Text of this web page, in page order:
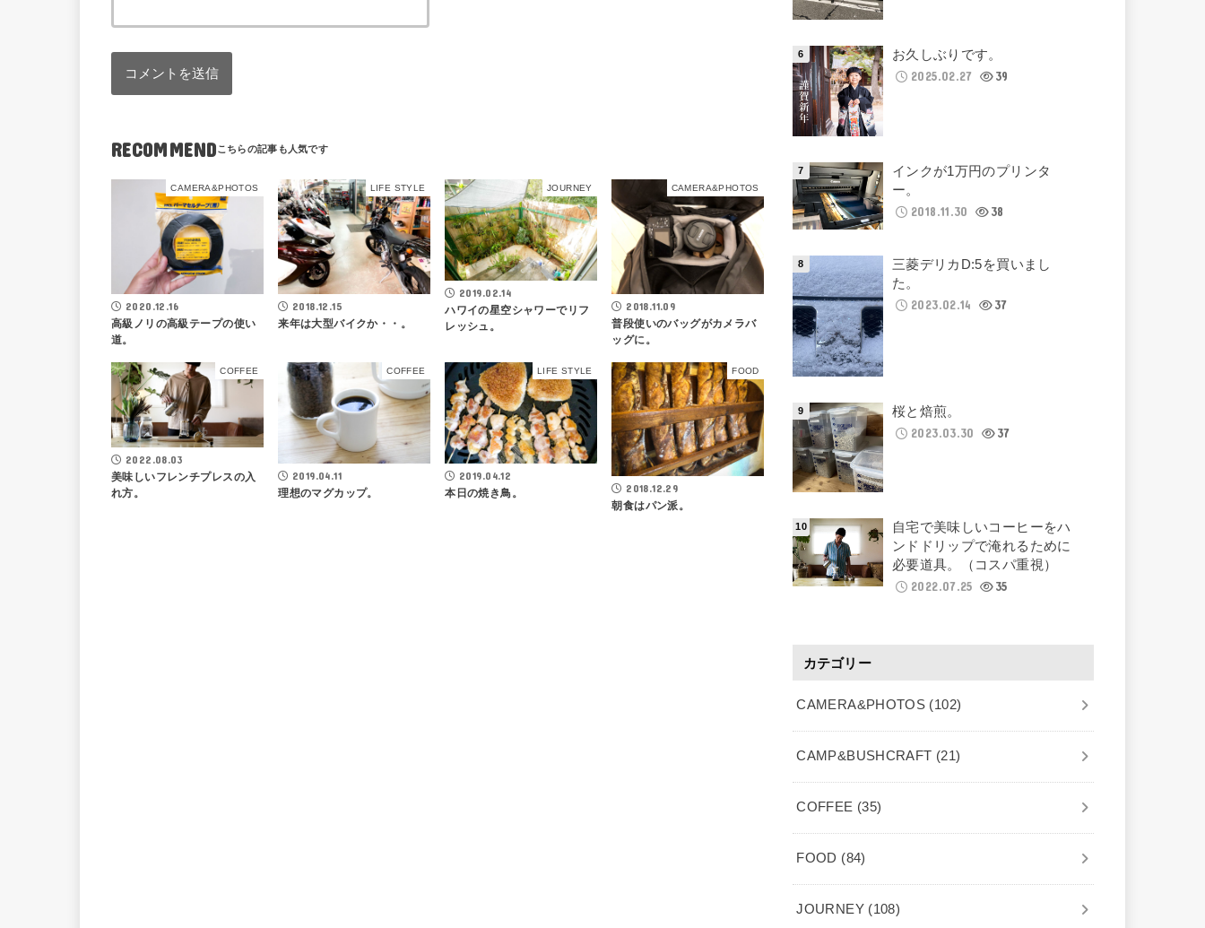
RECOMMEND
CAMERA&PHOTOS
2020.12.16
高級ノリの高級テープの使い
道。
LIFE STYLE
2018.12.15
来年は大型バイクか・・。
JOURNEY
2019.02.14
ハワイの星空シャワーでリフ
レッシュ。
CAMERA&PHOTOS
2018.11.09
普段使いのバッグがカメラバ
ッグに。
COFFEE
2022.08.03
美味しいフレンチプレスの入
れ方。
COFFEE
2019.04.11
理想のマグカップ。
LIFE STYLE
2019.04.12
本日の焼き鳥。
FOOD
2018.12.29
朝食はパン派。
お久しぶりです。
2025.02.27
39
インクが1万円のプリンタ
ー。
2018.11.30
38
三菱デリカD:5を買いまし
た。
2023.02.14
37
桜と焙煎。
2023.03.30
37
自宅で美味しいコーヒーをハ
ンドドリップで淹れるために
必要道具。（コスパ重視）
2022.07.25
35
カテゴリー
CAMERA&PHOTOS (102)
CAMP&BUSHCRAFT (21)
COFFEE (35)
FOOD (84)
JOURNEY (108)